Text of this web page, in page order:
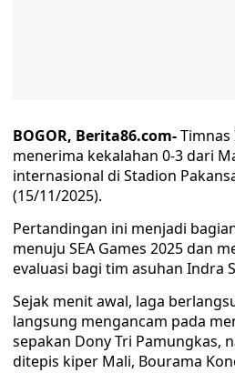
BOGOR, Berita86.com-Timnas
menerima kekalahan 0-3 dari
internasional di Stadion
(15/11/2025).
Pertandingan ini menjadi
menuju SEA Games 2025 dan
evaluasi bagi tim asuhan Indra
Sejak menit awal, laga
langsung mengancam pada
sepakan Dony Tri Pamungkas,
ditepis kiper Mali, Bourama